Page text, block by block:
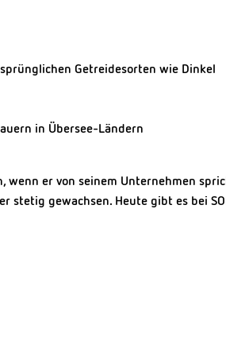
Getreidesorten wie Dinkel
in Übersee-Ländern
er von seinem Unternehmen
gewachsen. Heute gibt es bei